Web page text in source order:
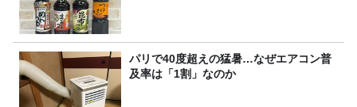
パリで40度超えの猛暑…なぜエアコン普
及率は「1割」なのか